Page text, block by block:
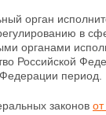
орган
в
органами
Российской
период.
законов